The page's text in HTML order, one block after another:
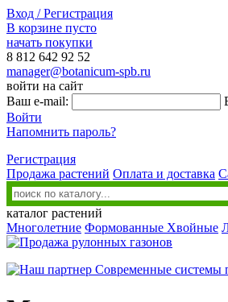
Вход / Регистрация
В корзине пусто
начать покупки
8 812 642 92 52
manager@botanicum-spb.ru
войти на сайт
Ваш e-mail:
Войти
Напомнить пароль?
Регистрация
Продажа растений Оплата и доставка
каталог растений
Многолетние Формованные Хвойные